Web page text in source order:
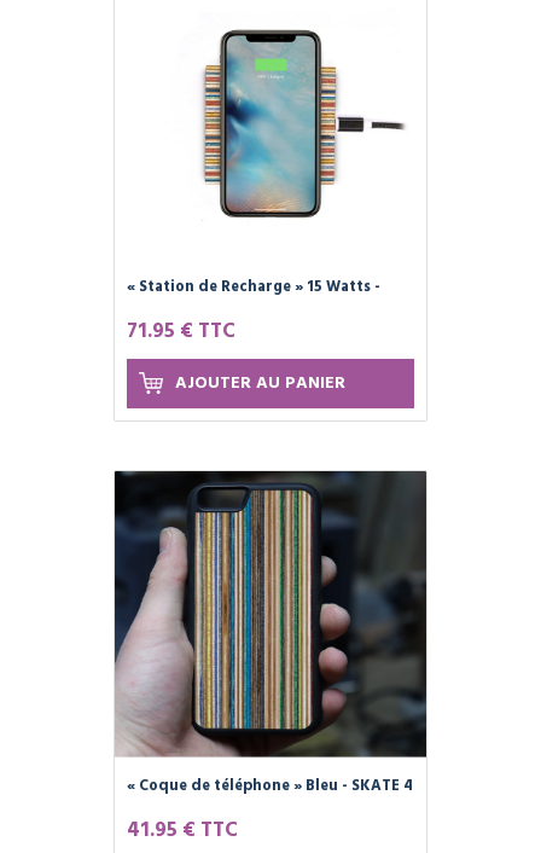
« Station de Recharge » 15 Watts -
71.95 € TTC
AJOUTER AU PANIER
« Coque de téléphone » Bleu - SKATE 4
41.95 € TTC